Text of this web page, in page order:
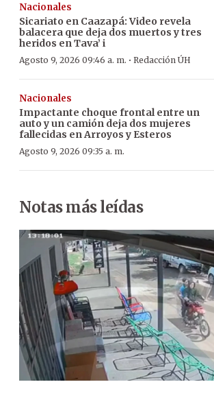
Nacionales
Sicariato en Caazapá: Video revela
balacera que deja dos muertos y tres
heridos en Tava’ i
Agosto 9, 2026 09:46 a. m. · Redacción ÚH
Nacionales
Impactante choque frontal entre un
auto y un camión deja dos mujeres
fallecidas en Arroyos y Esteros
Agosto 9, 2026 09:35 a. m.
Notas más leídas